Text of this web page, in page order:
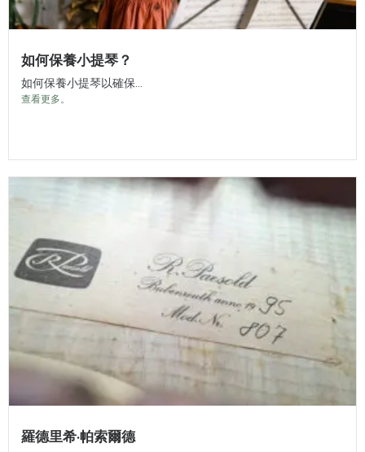
如何保養小提琴？
如何保養小提琴以確保...
查看更多。
羅德里希·帕索爾德